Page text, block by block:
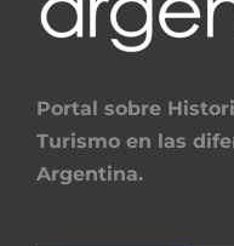
Portal sobre
Turismo en las
Argentina.